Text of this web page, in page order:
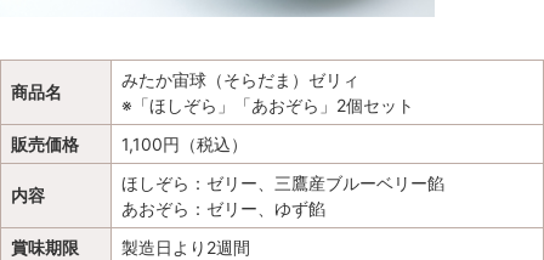
商品名
みたか宙球（そらだま）ゼリィ
※「ほしぞら」「あおぞら」2個セット
販売価格
1,100円（税込）
内容
ほしぞら：ゼリー、三鷹産ブルーベリー餡
あおぞら：ゼリー、ゆず餡
賞味期限
製造日より2週間